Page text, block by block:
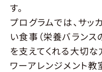
す。
プログラムでは、サ
い食事（栄養バランス
を支えてくれる大切
ワーアレンジメント